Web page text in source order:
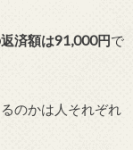
済額は91,000円で
のかは人それぞれ